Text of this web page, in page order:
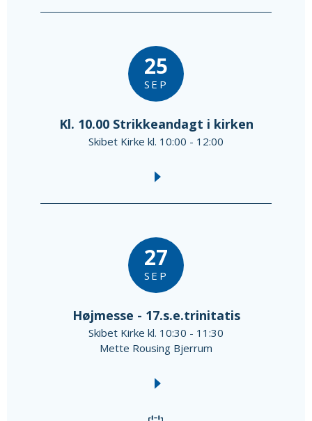
25
SEP
Kl. 10.00 Strikkeandagt i kirken
Skibet Kirke kl. 10:00 - 12:00
27
SEP
Højmesse - 17.s.e.trinitatis
Skibet Kirke kl. 10:30 - 11:30
Mette Rousing Bjerrum